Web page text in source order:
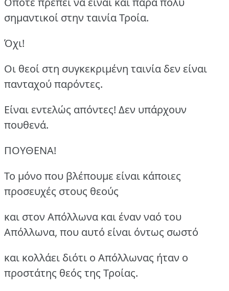
σημαντικοί στην ταινία Τροία.
Όχι!
Οι θεοί στη συγκεκριμένη ταινία δεν είναι
πανταχού παρόντες.
Είναι εντελώς απόντες! Δεν υπάρχουν
πουθενά.
ΠΟΥΘΕΝΑ!
Το μόνο που βλέπουμε είναι κάποιες
προσευχές στους θεούς
και στον Απόλλωνα και έναν ναό του
Απόλλωνα, που αυτό είναι όντως σωστό
και κολλάει διότι ο Απόλλωνας ήταν ο
προστάτης θεός της Τροίας.